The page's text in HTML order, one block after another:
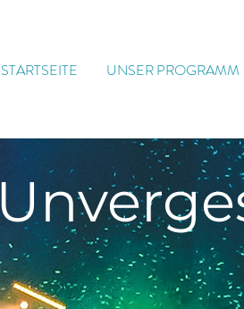
STARTSEITE UNSER PROGRAMM